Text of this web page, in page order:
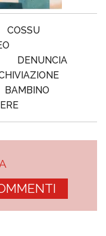
COSSU
DENUNCIA
BAMBINO